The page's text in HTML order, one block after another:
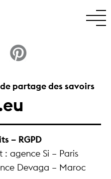
partage des savoirs
– RGPD
agence Si – Paris
Devaga – Maroc